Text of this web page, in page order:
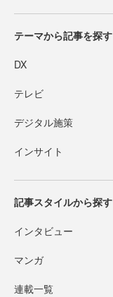
テーマから記事を探す
DX
テレビ
デジタル施策
インサイト
記事スタイルから探す
インタビュー
マンガ
連載一覧